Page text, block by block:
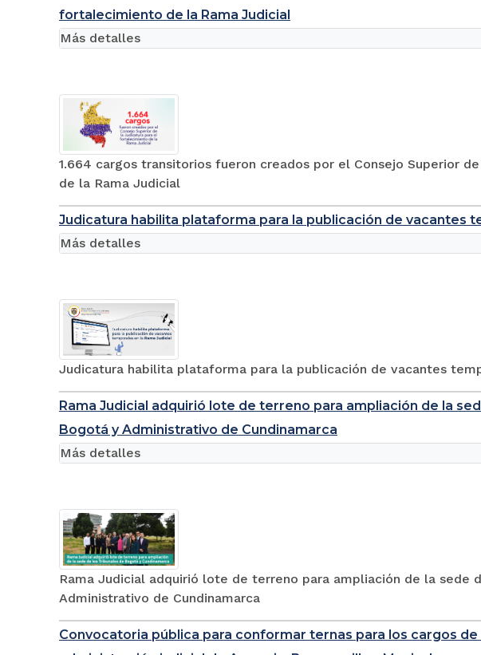
fortalecimiento de la Rama Judicial
1.664 cargos transitorios fueron creados por el Consejo Superior
de la Rama Judicial
Más detalles
Judicatura habilita plataforma para la publicación de vacantes
Judicatura habilita plataforma para la publicación de vacantes
Más detalles
Rama Judicial adquirió lote de terreno para ampliación de la
Bogotá y Administrativo de Cundinamarca
Rama Judicial adquirió lote de terreno para ampliación de la sede
Administrativo de Cundinamarca
Más detalles
Convocatoria pública para conformar ternas para los cargos